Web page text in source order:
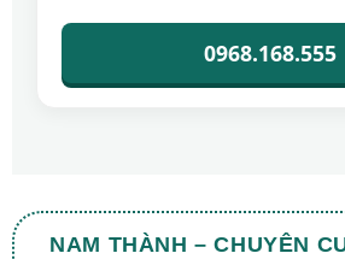
0968.168.555
NAM THÀNH – CHUYÊN